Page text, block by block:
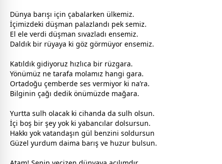
Dünya barışı için çabalarken ülkemiz.
İçimizdeki düşman palazlandı pek semiz.
El ele verdi düşman sıvazladı ensemiz.
Daldık bir rüyaya ki göz görmüyor ensemiz.
Katıldık gidiyoruz hızlıca bir rüzgara.
Yönümüz ne tarafa molamız hangi gara.
Ortadoğu çemberde ses vermiyor ki na’ra.
Bilginin çağı dedik önümüzde mağara.
Yurtta sulh olacak ki cihanda da sulh olsun.
İçi boş bir şey yok ki yabancılar dolsursun.
Hakkı yok vatandaşın gül benzini soldursun
Güzel yurdum daima barış ve huzur bulsun.